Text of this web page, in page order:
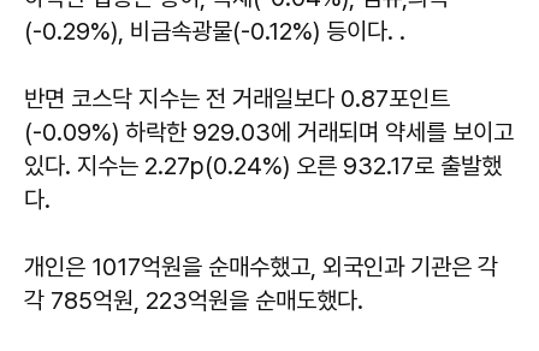
(-0.29%), 비금속광물(-0.12%) 등이다. .
반면 코스닥 지수는 전 거래일보다 0.87포인트
(-0.09%) 하락한 929.03에 거래되며 약세를 보이고
있다. 지수는 2.27p(0.24%) 오른 932.17로 출발했
다.
개인은 1017억원을 순매수했고, 외국인과 기관은 각
각 785억원, 223억원을 순매도했다.